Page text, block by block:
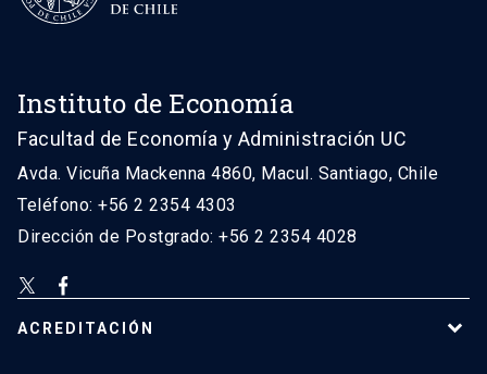
Instituto de Economía
Facultad de Economía y Administración UC
Avda. Vicuña Mackenna 4860, Macul. Santiago, Chile
Teléfono: +56 2 2354 4303
Dirección de Postgrado: +56 2 2354 4028
ACREDITACIÓN